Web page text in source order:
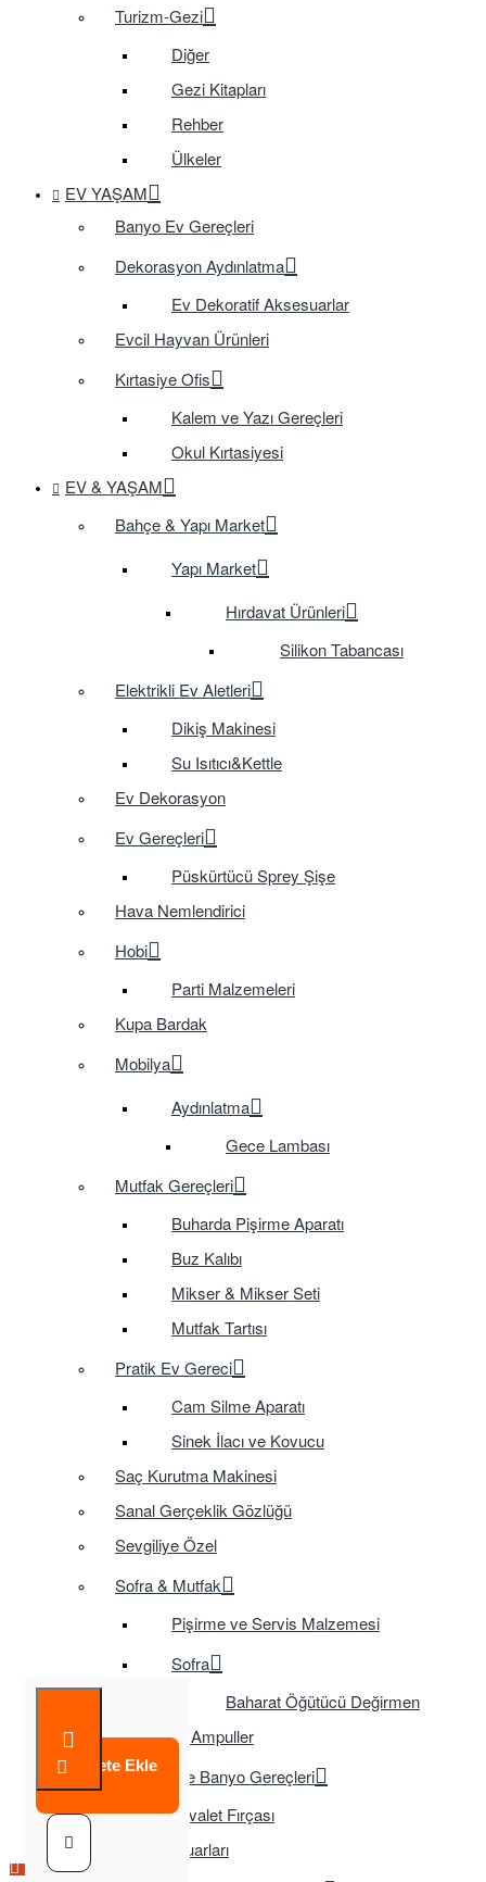
Turizm-Gezi
Diğer
Gezi Kitapları
Rehber
Ülkeler
EV YAŞAM
Banyo Ev Gereçleri
Dekorasyon Aydınlatma
Ev Dekoratif Aksesuarlar
Evcil Hayvan Ürünleri
Kırtasiye Ofis
Kalem ve Yazı Gereçleri
Okul Kırtasiyesi
EV & YAŞAM
Bahçe & Yapı Market
Yapı Market
Hırdavat Ürünleri
Silikon Tabancası
Elektrikli Ev Aletleri
Dikiş Makinesi
Su Isıtıcı&Kettle
Ev Dekorasyon
Ev Gereçleri
Püskürtücü Sprey Şişe
Hava Nemlendirici
Hobi
Parti Malzemeleri
Kupa Bardak
Mobilya
Aydınlatma
Gece Lambası
Mutfak Gereçleri
Buharda Pişirme Aparatı
Buz Kalıbı
Mikser & Mikser Seti
Mutfak Tartısı
Pratik Ev Gereci
Cam Silme Aparatı
Sinek İlacı ve Kovucu
Saç Kurutma Makinesi
Sanal Gerçeklik Gözlüğü
Sevgiliye Özel
Sofra & Mutfak
Pişirme ve Servis Malzemesi
Sofra
Baharat Öğütücü Değirmen
Tasarruflu Ampuller
Temizlik ve Banyo Gereçleri
Tuvalet Fırçası
TV Aksesuarları
Sepete Ekle
Çok Satılan Ürün
Çok Satılan Ürün